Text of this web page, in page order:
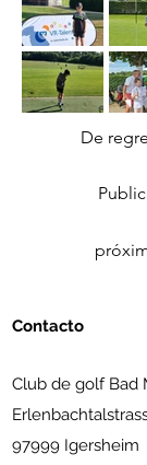
De
Contacto
Club de golf Bad
97999 Igersheim